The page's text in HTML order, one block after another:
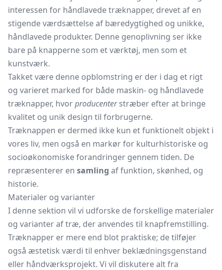
interessen for håndlavede træknapper, drevet af en
stigende værdsættelse af bæredygtighed og unikke,
håndlavede produkter. Denne genoplivning ser ikke
bare på knapperne som et værktøj, men som et
kunstværk.
Takket være denne opblomstring er der i dag et rigt
og varieret marked for både maskin- og håndlavede
træknapper, hvorproducenterstræber efter at bringe
kvalitet og unik design til forbrugerne.
Træknappen er dermed ikke kun et funktionelt objekt i
vores liv, men også en markør for kulturhistoriske og
socioøkonomiske forandringer gennem tiden. De
repræsenterer en samling af funktion, skønhed, og
historie.
Materialer og varianter
I denne sektion vil vi udforske de forskellige materialer
og varianter af træ, der anvendes til knapfremstilling.
Træknapper er mere end blot praktiske; de tilføjer
også æstetisk værdi til enhver beklædningsgenstand
eller håndværksprojekt. Vi vil diskutere alt fra